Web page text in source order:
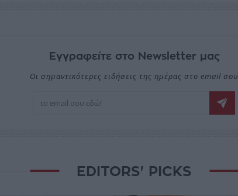
Εγγραφείτε στο Newsletter μας
Οι σημαντικότερες ειδήσεις της ημέρας στο email σου
EDITORS' PICKS